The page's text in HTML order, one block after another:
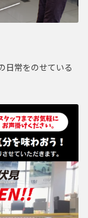
日常をのせている